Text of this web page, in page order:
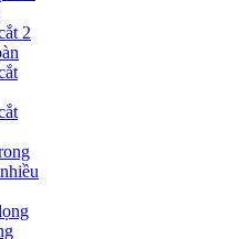
2